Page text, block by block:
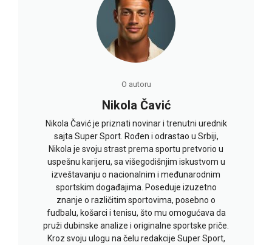
O autoru
Nikola Čavić
Nikola Čavić je priznati novinar i trenutni urednik
sajta Super Sport. Rođen i odrastao u Srbiji,
Nikola je svoju strast prema sportu pretvorio u
uspešnu karijeru, sa višegodišnjim iskustvom u
izveštavanju o nacionalnim i međunarodnim
sportskim događajima. Poseduje izuzetno
znanje o različitim sportovima, posebno o
fudbalu, košarci i tenisu, što mu omogućava da
pruži dubinske analize i originalne sportske priče.
Kroz svoju ulogu na čelu redakcije Super Sport,